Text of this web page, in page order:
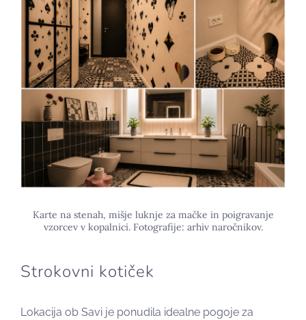
Karte na stenah, mišje luknje za mačke in poigravanje
vzorcev v kopalnici. Fotografije: arhiv naročnikov.
Strokovni kotiček
Lokacija ob Savi je ponudila idealne pogoje za